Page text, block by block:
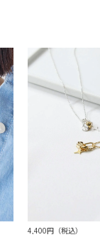
4,400円（税込）